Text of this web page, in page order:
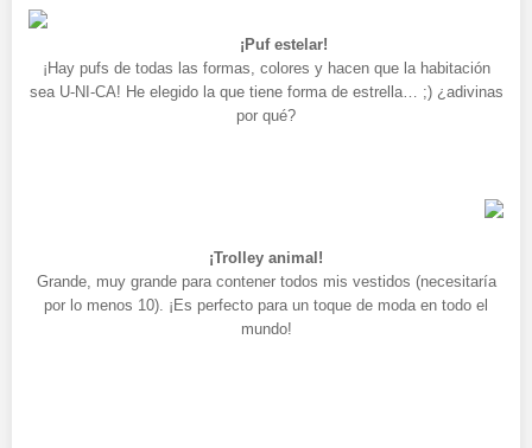
¡Puf estelar!
¡Hay pufs de todas las formas, colores y hacen que la habitación
sea U-NI-CA! He elegido la que tiene forma de estrella… ;) ¿adivinas
por qué?
¡Trolley animal!
Grande, muy grande para contener todos mis vestidos (necesitaría
por lo menos 10). ¡Es perfecto para un toque de moda en todo el
mundo!